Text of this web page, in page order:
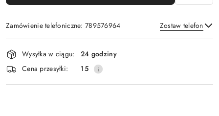
Zamówienie telefoniczne: 789576964 Zostaw telefon
Wyślij
Dostępność
i
dostawa
Wysyłka w ciągu:
24 godziny
Cena przesyłki:
15